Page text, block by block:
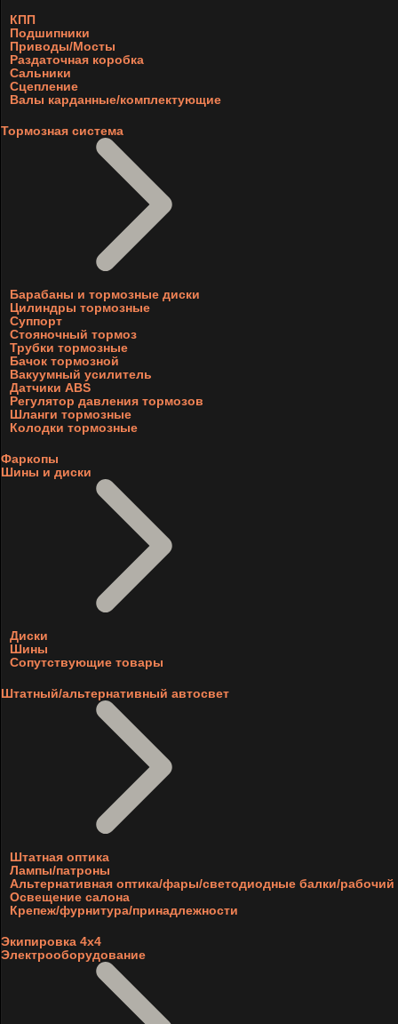
КПП
Подшипники
Приводы/Мосты
Раздаточная коробка
Сальники
Сцепление
Валы карданные/комплектующие
Тормозная система
Барабаны и тормозные диски
Цилиндры тормозные
Суппорт
Стояночный тормоз
Трубки тормозные
Бачок тормозной
Вакуумный усилитель
Датчики ABS
Регулятор давления тормозов
Шланги тормозные
Колодки тормозные
Фаркопы
Шины и диски
Диски
Шины
Сопутствующие товары
Штатный/альтернативный автосвет
Штатная оптика
Лампы/патроны
Альтернативная оптика/фары/светодиодные балки/рабочий
Освещение салона
Крепеж/фурнитура/принадлежности
Экипировка 4х4
Электрооборудование